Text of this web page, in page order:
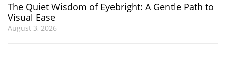
The Quiet Wisdom of Eyebright: A Gentle Path to
Visual Ease
August 3, 2026